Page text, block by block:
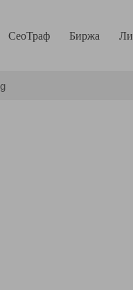
СеоТраф Биржа